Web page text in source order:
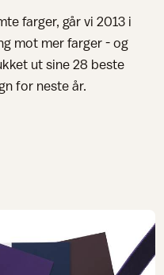
farger, går vi 2013 i
mot mer farger - og
ut sine 28 beste
for neste år.